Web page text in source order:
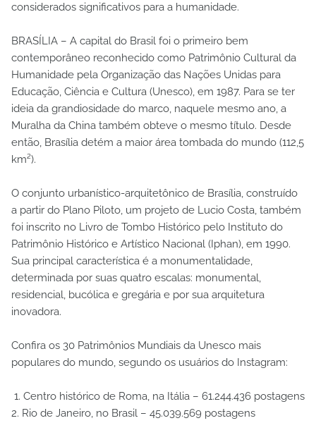
considerados significativos para a humanidade.
BRASÍLIA – A capital do Brasil foi o primeiro bem
contemporâneo reconhecido como Patrimônio Cultural da
Humanidade pela Organização das Nações Unidas para
Educação, Ciência e Cultura (Unesco), em 1987. Para se ter
ideia da grandiosidade do marco, naquele mesmo ano, a
Muralha da China também obteve o mesmo título. Desde
então, Brasília detém a maior área tombada do mundo (112,5
km²).
O conjunto urbanístico-arquitetônico de Brasília, construído
a partir do Plano Piloto, um projeto de Lucio Costa, também
foi inscrito no Livro de Tombo Histórico pelo Instituto do
Patrimônio Histórico e Artístico Nacional (Iphan), em 1990.
Sua principal característica é a monumentalidade,
determinada por suas quatro escalas: monumental,
residencial, bucólica e gregária e por sua arquitetura
inovadora.
Confira os 30 Patrimônios Mundiais da Unesco mais
populares do mundo, segundo os usuários do Instagram:
1. Centro histórico de Roma, na Itália – 61.244.436 postagens
2. Rio de Janeiro, no Brasil – 45.039.569 postagens